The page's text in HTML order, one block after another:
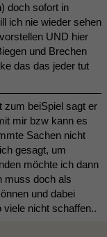
doch sofort in
ich nie wieder sehen
UND hier
und Brechen
das das jeder tut
zum beiSpiel sagt er
mir bzw kann es
Sachen nicht
gesagt, um
möchte ich dann
muss doch als
und dabei
viele nicht schaffen..